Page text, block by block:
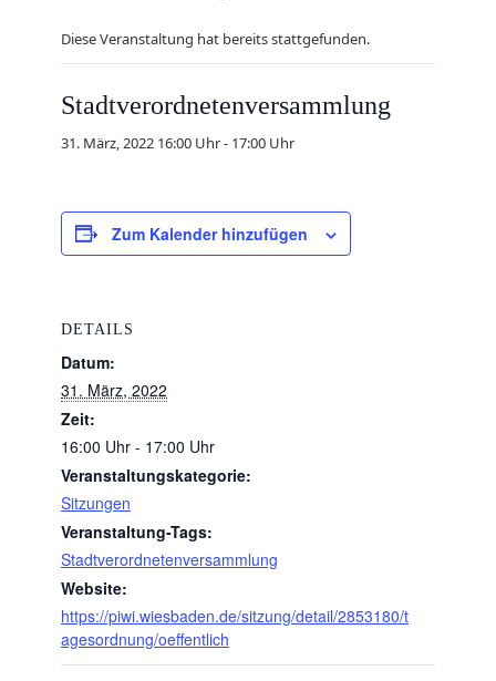
Diese Veranstaltung hat bereits stattgefunden.
Stadtverordnetenversammlung
31. März, 2022 16:00 Uhr- 17:00 Uhr
Zum Kalender hinzufügen
DETAILS
Datum:
31. März, 2022
Zeit:
16:00 Uhr - 17:00 Uhr
Veranstaltungskategorie:
Sitzungen
Veranstaltung-Tags:
Stadtverordnetenversammlung
Website:
https://piwi.wiesbaden.de/sitzung/detail/2853180/t
agesordnung/oeffentlich